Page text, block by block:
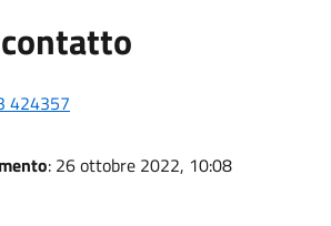
424357
: 26 ottobre 2022, 10:08